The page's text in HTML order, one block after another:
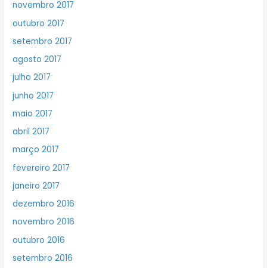
novembro 2017
outubro 2017
setembro 2017
agosto 2017
julho 2017
junho 2017
maio 2017
abril 2017
março 2017
fevereiro 2017
janeiro 2017
dezembro 2016
novembro 2016
outubro 2016
setembro 2016